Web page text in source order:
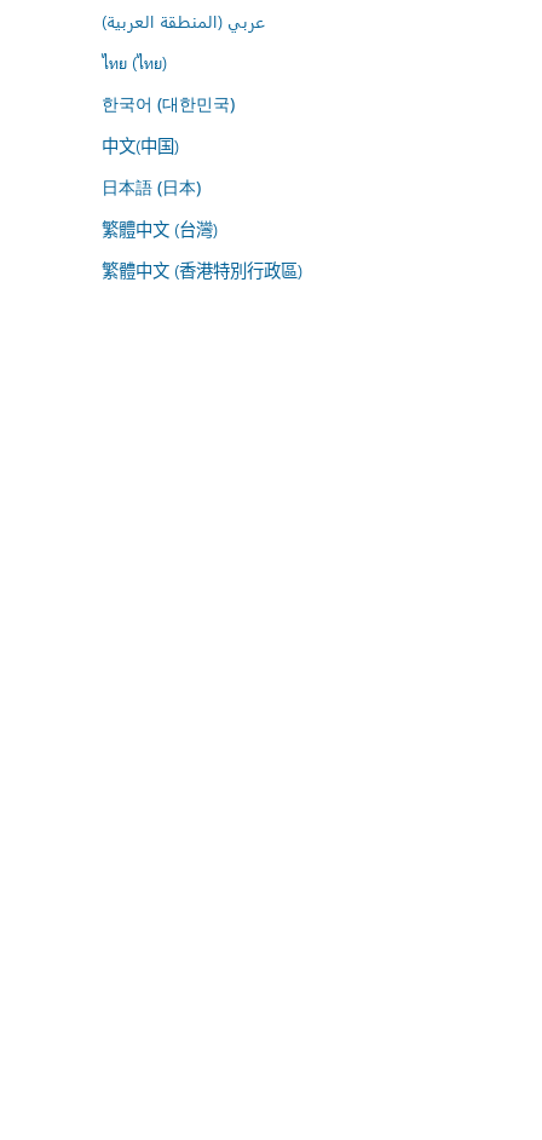
عربي (المنطقة العربية)
ไทย (ไทย)
한국어 (대한민국)
中文(中国)
日本語 (日本)
繁體中文 (台灣)
繁體中文 (香港特別行政區)